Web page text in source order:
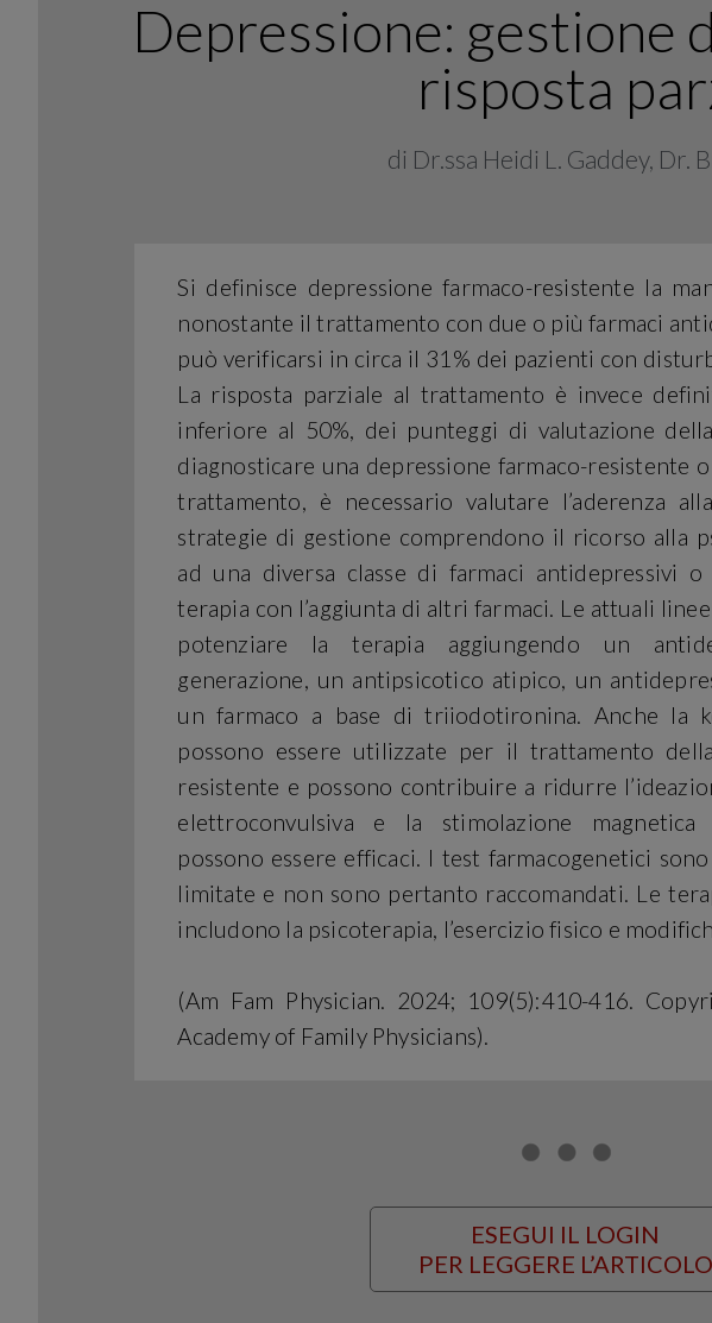
Depressione: gestione
risposta
di Dr.ssa Heidi L. Gaddey, Dr.
Si definisce depressione farmaco-resistente la
nonostante il trattamento con due o più farmaci
può verificarsi in circa il 31% dei pazienti con
La risposta parziale al trattamento è invece
inferiore al 50%, dei punteggi di valutazione
diagnosticare una depressione farmaco-resistente
trattamento, è necessario valutare l’aderenza
strategie di gestione comprendono il ricorso alla
ad una diversa classe di farmaci antidepressivi
terapia con l’aggiunta di altri farmaci. Le attuali
potenziare la terapia aggiungendo un
generazione, un antipsicotico atipico, un
un farmaco a base di triiodotironina. Anche la
possono essere utilizzate per il trattamento
resistente e possono contribuire a ridurre
elettroconvulsiva e la stimolazione magnetica
possono essere efficaci. I test farmacogenetici
limitate e non sono pertanto raccomandati. Le
includono la psicoterapia, l’esercizio fisico e
(Am Fam Physician. 2024; 109(5):410-416.
Academy of Family Physicians).
ESEGUI IL LOGIN
PER LEGGERE L’ARTICOLO